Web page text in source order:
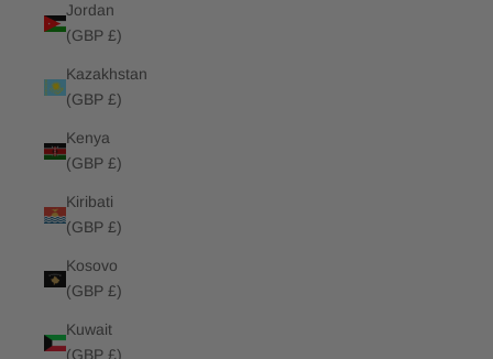
Jordan
(GBP £)
Kazakhstan
(GBP £)
Kenya
(GBP £)
Kiribati
(GBP £)
Kosovo
(GBP £)
Kuwait
(GBP £)